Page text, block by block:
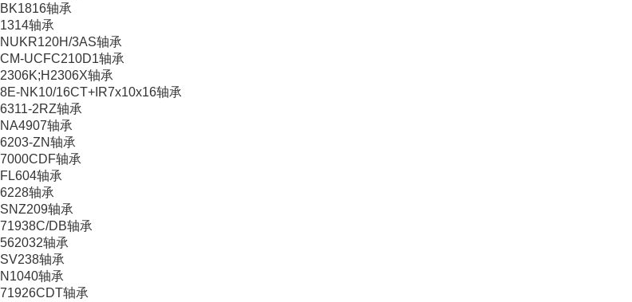
BK1816轴承
1314轴承
NUKR120H/3AS轴承
CM-UCFC210D1轴承
2306K;H2306X轴承
8E-NK10/16CT+IR7x10x16轴承
6311-2RZ轴承
NA4907轴承
6203-ZN轴承
7000CDF轴承
FL604轴承
6228轴承
SNZ209轴承
71938C/DB轴承
562032轴承
SV238轴承
N1040轴承
71926CDT轴承